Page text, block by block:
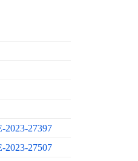
2023-27397
2023-27507